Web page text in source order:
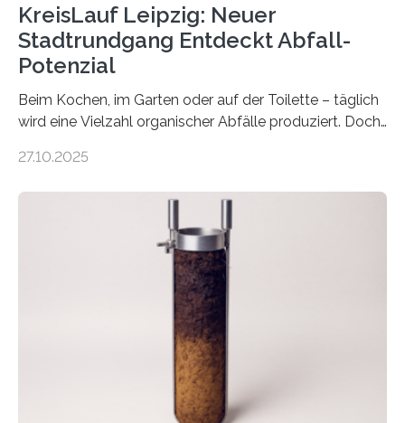
KreisLauf Leipzig: Neuer
Stadtrundgang Entdeckt Abfall-
Potenzial
Beim Kochen, im Garten oder auf der Toilette – täglich
wird eine Vielzahl organischer Abfälle produziert. Doch
Potenzial nur dann entfalten können, wenn sie in
Veränderung der Wirtschaft wichtig ist, zeigt der vom
Deutschen Biomasseforschungszentrum und der
Stadtreinigung Leipzig konzipierte und am 24. Oktober
2025 offiziell eingeweihte Stadtrundgang „KreisLauf“. Er
ist ab sofort im Leipziger Stadtgebiet…
27.10.2025